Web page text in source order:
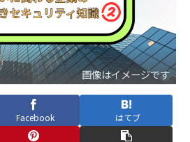
画像はイメージです
Facebook はてブ